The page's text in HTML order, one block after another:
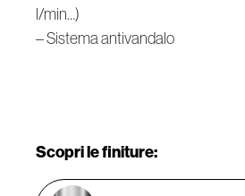
l/min…)
– Sistema antivandalo
Scopri le finiture: